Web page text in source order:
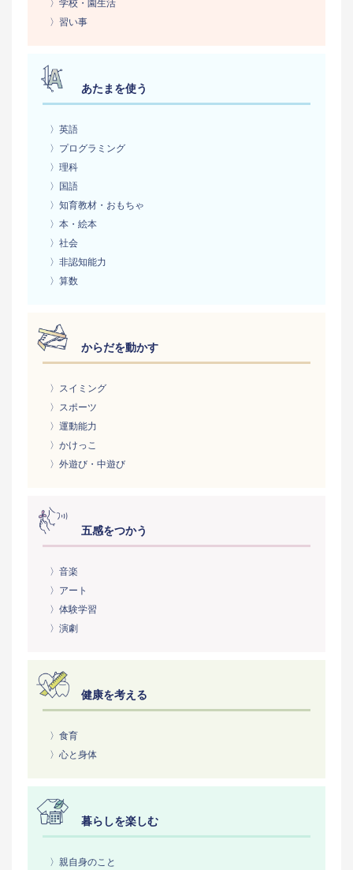
〉学校・園生活
〉習い事
あたまを使う
〉英語
〉プログラミング
〉理科
〉国語
〉知育教材・おもちゃ
〉本・絵本
〉社会
〉非認知能力
〉算数
からだを動かす
〉スイミング
〉スポーツ
〉運動能力
〉かけっこ
〉外遊び・中遊び
五感をつかう
〉音楽
〉アート
〉体験学習
〉演劇
健康を考える
〉食育
〉心と身体
暮らしを楽しむ
〉親自身のこと